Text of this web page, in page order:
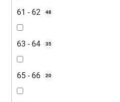
61 - 62 48
63 - 64 35
65 - 66 20